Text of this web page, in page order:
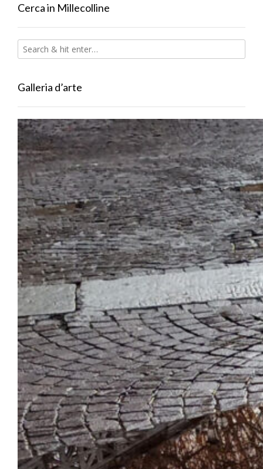
Cerca in Millecolline
Galleria d’arte